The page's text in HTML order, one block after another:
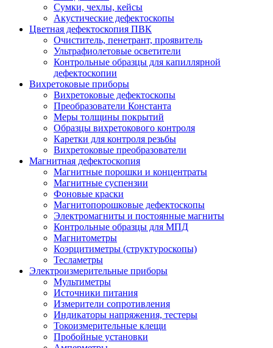
Сумки, чехлы, кейсы
Акустические дефектоскопы
Цветная дефектоскопия ПВК
Очиститель, пенетрант, проявитель
Ультрафиолетовые осветители
Контрольные образцы для капиллярной
дефектоскопии
Вихретоковые приборы
Вихретоковые дефектоскопы
Преобразователи Константа
Меры толщины покрытий
Образцы вихретокового контроля
Каретки для контроля резьбы
Вихретоковые преобразователи
Магнитная дефектоскопия
Магнитные порошки и концентраты
Магнитные суспензии
Фоновые краски
Магнитопорошковые дефектоскопы
Электромагниты и постоянные магниты
Контрольные образцы для МПД
Магнитометры
Коэрцитиметры (структуроскопы)
Тесламетры
Электроизмерительные приборы
Мультиметры
Источники питания
Измерители сопротивления
Индикаторы напряжения, тестеры
Токоизмерительные клещи
Пробойные установки